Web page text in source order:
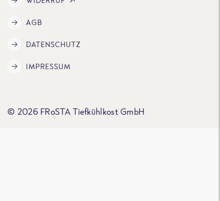
AGB
DATENSCHUTZ
IMPRESSUM
© 2026 FRoSTA Tiefkühlkost GmbH